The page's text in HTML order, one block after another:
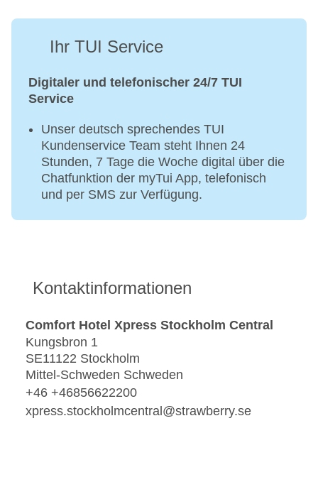
Ihr TUI Service
Digitaler und telefonischer 24/7 TUI
Service
Unser deutsch sprechendes TUI
Kundenservice Team steht Ihnen 24
Stunden, 7 Tage die Woche digital über die
Chatfunktion der myTui App, telefonisch
und per SMS zur Verfügung.
Kontaktinformationen
Comfort Hotel Xpress Stockholm Central
Kungsbron 1
SE11122 Stockholm
Mittel-Schweden Schweden
+46 +46856622200
xpress.stockholmcentral@strawberry.se